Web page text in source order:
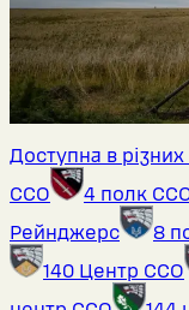
Доступна в
ССО
4 полк
Рейнджерс
8
140 Центр ССО